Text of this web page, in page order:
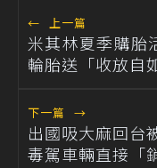
← 上一篇
米其林夏季購
輪胎送「收放自
下一篇 →
出國吸大麻回台
毒駕車輛直接「